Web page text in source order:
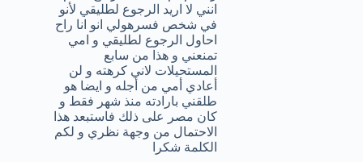
انني لا اريد الرجوع لطليقي لأنو
في شخص فسرهولي انو انا راح
احاول الرجوع لطليقي و امي
تمنعني و هذا من سابع
المستحيلات لاني كرهته و لن
أعادي أمي من أجله و ايضا هو
طلقني بارادته منذ شهر فقط و
كان مصر على ذلك فاستبعد هذا
الاحتمال من وجهة نظري و لكم
الكلمة شكرا